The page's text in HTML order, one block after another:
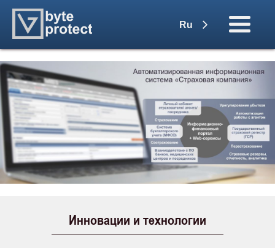
Ru
Инновации и технологии